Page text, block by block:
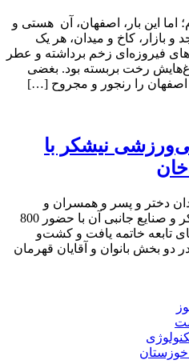
این بار، اصفهان، آن هستی و
کاخ و میدان، هر یک
فیروزه‌ای زخم برداشته و عطر
رخت بربسته بود. بغضی
اصفهان را رنجور و مجروح […]
نیشکر با
دختر و پسر و همسران و
کارکنان زن شرکت توسعه نیشکر و صنایع جانبی آن با حضور 800
واحدهای تابعه خاتمه یافت و کشت‌و
بخش بانوان و آقایان قهرمان
خوزستان